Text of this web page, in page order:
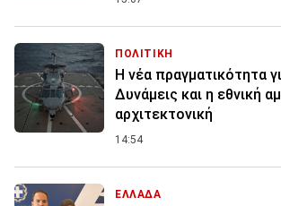
ΠΟΛΙΤΙΚΗ
Η νέα πραγματικότητα
Δυνάμεις και η εθνική
αρχιτεκτονική
14:54
ΕΛΛΑΔΑ